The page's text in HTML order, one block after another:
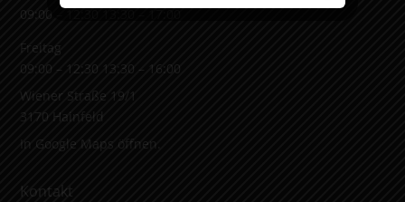
09:00 – 12:30 13:30 – 17:00
Freitag
09:00 – 12:30 13:30 – 16:00
Wiener Straße 19/1
3170 Hainfeld
In Google Maps öffnen.
Kontakt